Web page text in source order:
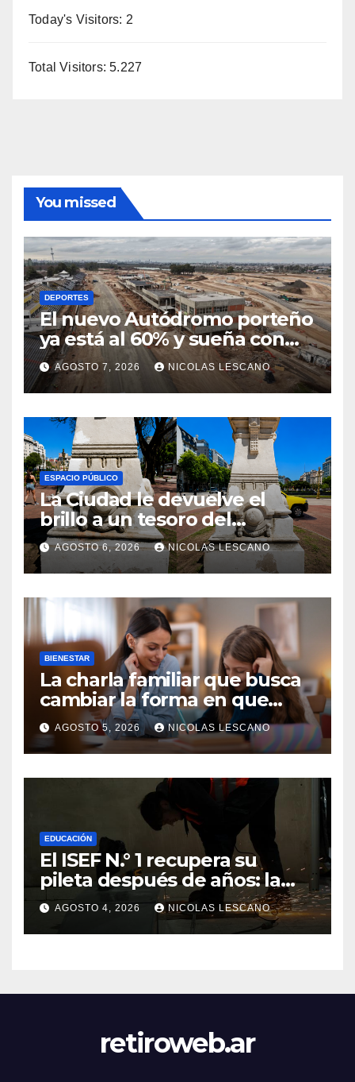
Today's Visitors: 2
Total Visitors:5.227
You missed
DEPORTES
El nuevo Autódromo porteño
ya está al 60% y sueña con
volver a tener Fórmula 1
AGOSTO 7, 2026 NICOLAS LESCANO
ESPACIO PÚBLICO
La Ciudad le devuelve el
brillo a un tesoro del
Centenario en Plaza del
Congreso
AGOSTO 6, 2026 NICOLAS LESCANO
BIENESTAR
La charla familiar que busca
cambiar la forma en que
educamos a nuestros hijos
sobre el dinero
AGOSTO 5, 2026 NICOLAS LESCANO
EDUCACIÓN
El ISEF N.° 1 recupera su
pileta después de años: la
obra ya supera el 50% y
cambia la formación de miles
de estudiantes
AGOSTO 4, 2026 NICOLAS LESCANO
retiroweb.ar